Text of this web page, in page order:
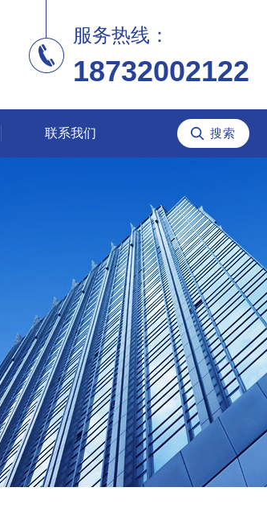
服务热线：
18732002122
联系我们